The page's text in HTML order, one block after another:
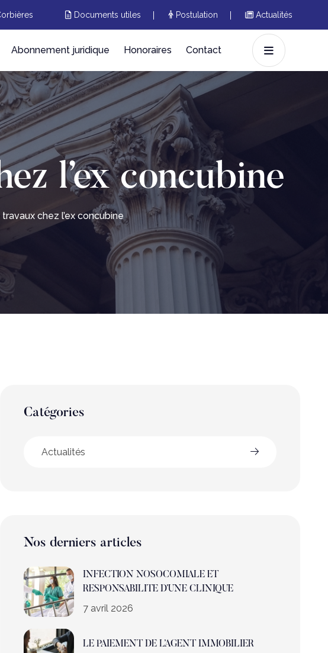
Documents utiles Postulation Actualités
Abonnement juridique Honoraires Contact
l’ex concubine
chez l’ex concubine
Catégories
Actualités
Nos derniers articles
INFECTION NOSOCOMIALE ET
RESPONSABILITE D’UNE CLINIQUE
7 avril 2026
LE PAIEMENT DE L’AGENT IMMOBILIER